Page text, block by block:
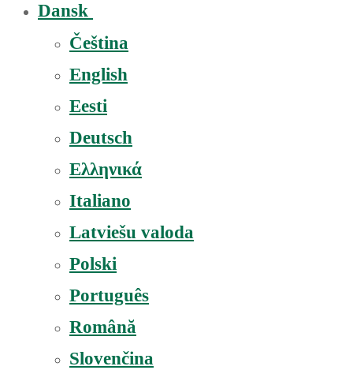
Dansk
Čeština
English
Eesti
Deutsch
Ελληνικά
Italiano
Latviešu valoda
Polski
Português
Română
Slovenčina